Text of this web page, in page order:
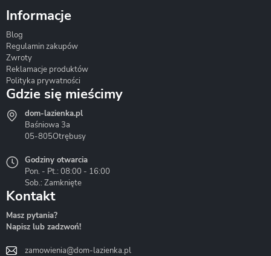
Hydrostop
Liveno
Informacje
Blog
Regulamin zakupów
Zwroty
Reklamacje produktów
Polityka prywatności
Gdzie się mieścimy
dom-lazienka.pl
Baśniowa 3a
05-805Otrębusy
Godziny otwarcia
Pon. - Pt.: 08:00 - 16:00
Sob.: Zamknięte
Kontakt
Masz pytania?
Napisz lub zadzwoń!
zamowienia@dom-lazienka.pl